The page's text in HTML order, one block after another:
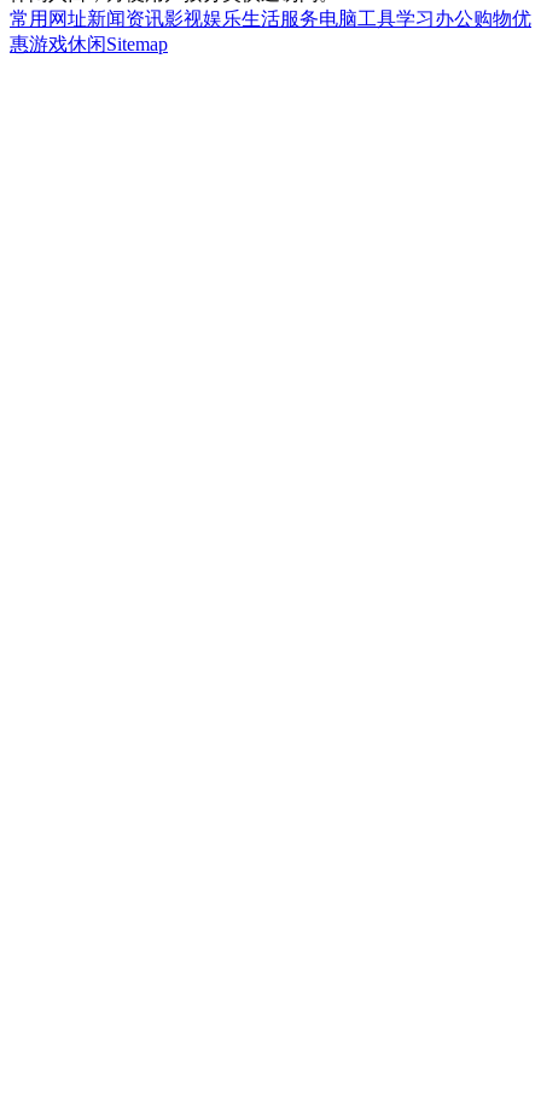
常用网址新闻资讯影视娱乐生活服务电脑工具学习办公购物优
惠游戏休闲Sitemap